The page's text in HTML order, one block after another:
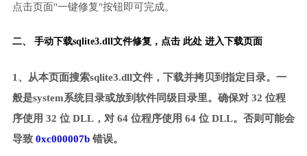
点击页面"一键修复"按钮即可完成。
二、 手动下载sqlite3.dll文件修复， 点击 此处 进入下载页面
1、从本页面搜索sqlite3.dll文件，下载并拷贝到指定目录。一
般是system系统目录或放到软件同级目录里。确保对 32 位程
序使用 32 位 DLL，对 64 位程序使用 64 位 DLL。否则可能会
导致 0xc000007b错误。